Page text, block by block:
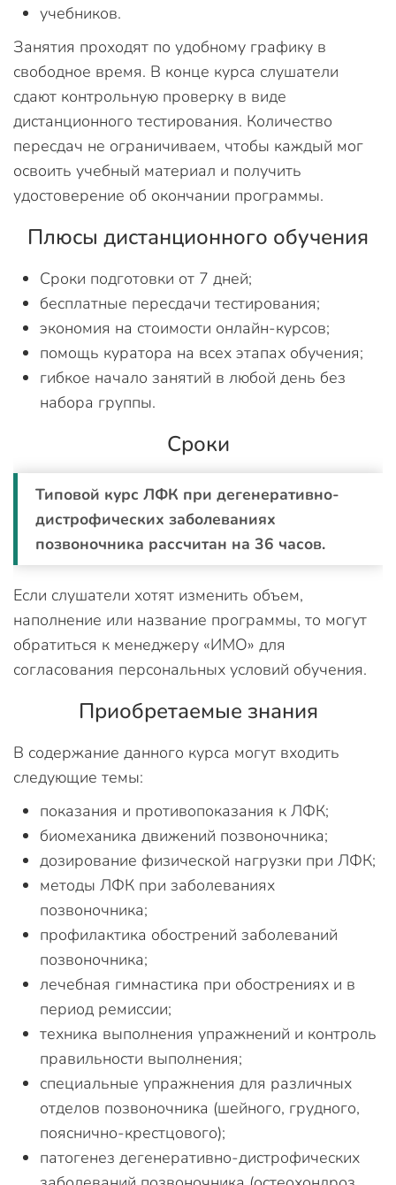
учебников.
Занятия проходят по удобному графику в
свободное время. В конце курса слушатели
сдают контрольную проверку в виде
дистанционного тестирования. Количество
пересдач не ограничиваем, чтобы каждый мог
освоить учебный материал и получить
удостоверение об окончании программы.
Плюсы дистанционного обучения
Сроки подготовки от 7 дней;
бесплатные пересдачи тестирования;
экономия на стоимости онлайн-курсов;
помощь куратора на всех этапах обучения;
гибкое начало занятий в любой день без
набора группы.
Сроки
Типовой курс ЛФК при дегенеративно-
дистрофических заболеваниях
позвоночника рассчитан на 36 часов.
Если слушатели хотят изменить объем,
наполнение или название программы, то могут
обратиться к менеджеру «ИМО» для
согласования персональных условий обучения.
Приобретаемые знания
В содержание данного курса могут входить
следующие темы:
показания и противопоказания к ЛФК;
биомеханика движений позвоночника;
дозирование физической нагрузки при ЛФК;
методы ЛФК при заболеваниях
позвоночника;
профилактика обострений заболеваний
позвоночника;
лечебная гимнастика при обострениях и в
период ремиссии;
техника выполнения упражнений и контроль
правильности выполнения;
специальные упражнения для различных
отделов позвоночника (шейного, грудного,
пояснично-крестцового);
патогенез дегенеративно-дистрофических